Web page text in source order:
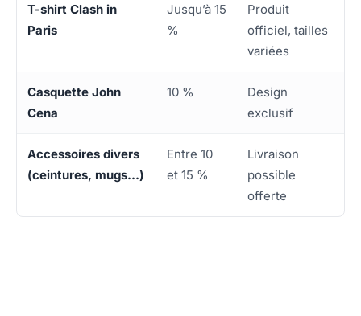
T-shirt Clash in
Paris
Jusqu’à 15
%
Produit
officiel, tailles
variées
Casquette John
Cena
10 %
Design
exclusif
Accessoires divers
(ceintures, mugs…)
Entre 10
et 15 %
Livraison
possible
offerte